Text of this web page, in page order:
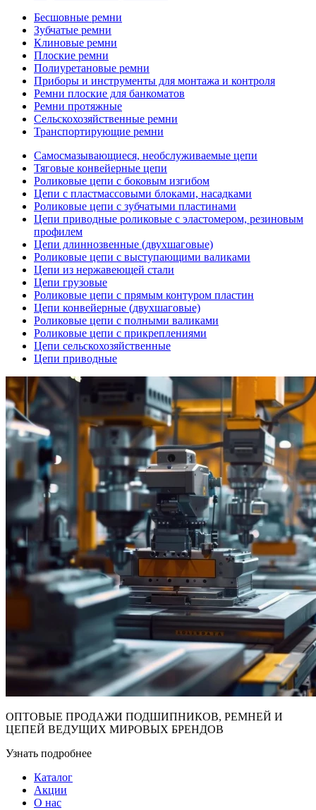
Бесшовные ремни
Зубчатые ремни
Клиновые ремни
Плоские ремни
Полиуретановые ремни
Приборы и инструменты для монтажа и контроля
Ремни плоские для банкоматов
Ремни протяжные
Сельскохозяйственные ремни
Транспортирующие ремни
Самосмазывающиеся, необслуживаемые цепи
Тяговые конвейерные цепи
Роликовые цепи с боковым изгибом
Цепи с пластмассовыми блоками, насадками
Роликовые цепи с зубчатыми пластинами
Цепи приводные роликовые с эластомером, резиновым
профилем
Цепи длиннозвенные (двухшаговые)
Роликовые цепи с выступающими валиками
Цепи из нержавеющей стали
Цепи грузовые
Роликовые цепи с прямым контуром пластин
Цепи конвейерные (двухшаговые)
Роликовые цепи с полными валиками
Роликовые цепи с прикреплениями
Цепи сельскохозяйственные
Цепи приводные
ОПТОВЫЕ ПРОДАЖИ ПОДШИПНИКОВ, РЕМНЕЙ И
ЦЕПЕЙ ВЕДУЩИХ МИРОВЫХ БРЕНДОВ
Узнать подробнее
Каталог
Акции
О нас